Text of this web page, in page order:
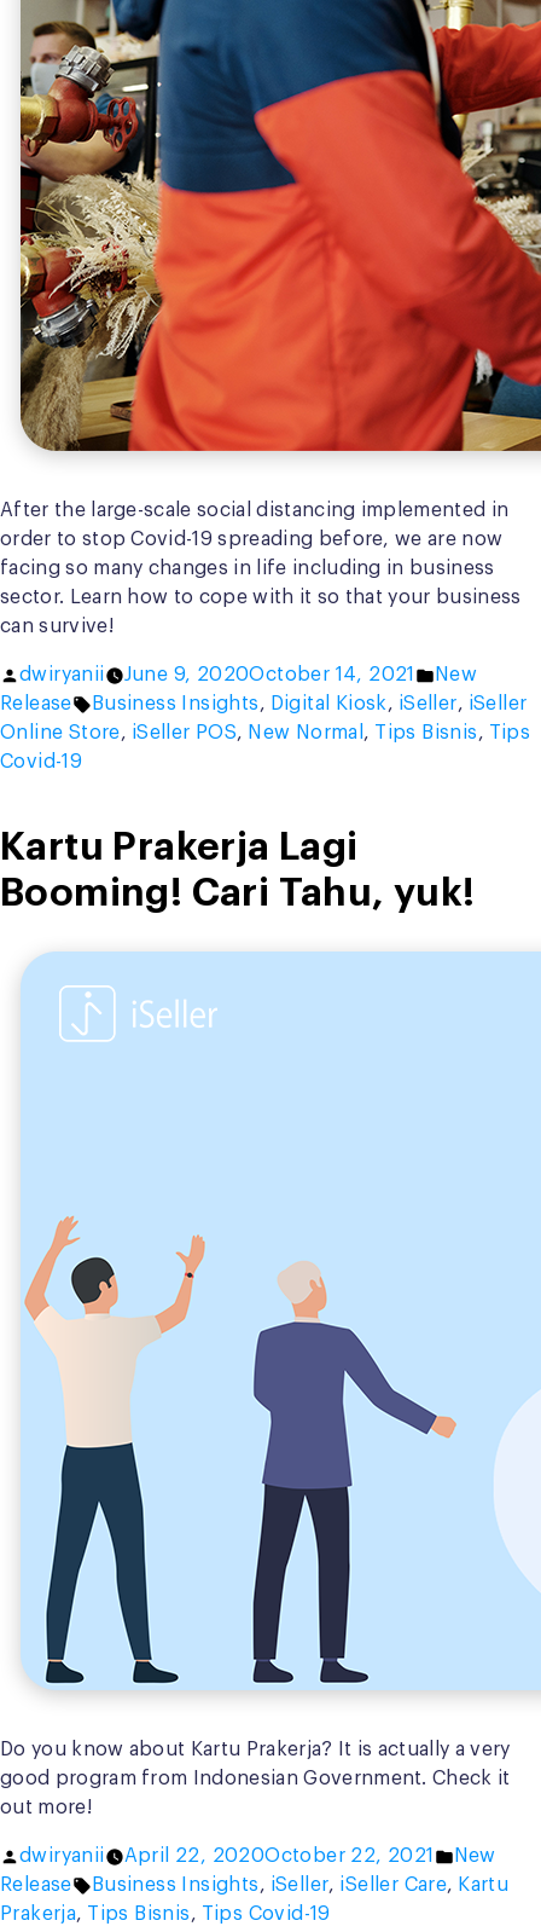
After the large-scale social distancing implemented in
order to stop Covid-19 spreading before, we are now
facing so many changes in life including in business
sector. Learn how to cope with it so that your business
can survive!
Posted
by
dwiryanii June 9, 2020October 14, 2021
Posted
in
New
Release
Tags:
Business Insights, Digital Kiosk, iSeller, iSeller
Online Store, iSeller POS, New Normal , Tips Bisnis, Tips
Covid-19
Kartu Prakerja Lagi
Booming! Cari Tahu, yuk!
Do you know about Kartu Prakerja? It is actually a very
good program from Indonesian Government. Check it
out more!
Posted
by
dwiryanii April 22, 2020October 22, 2021
Posted
in
New
Release
Tags:
Business Insights, iSeller, iSeller Care, Kartu
Prakerja, Tips Bisnis, Tips Covid-19